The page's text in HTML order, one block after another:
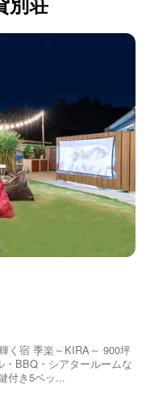
く宿 季楽～KIRA～ 900坪
BBQ・シアタールームな
付き5ベッ...